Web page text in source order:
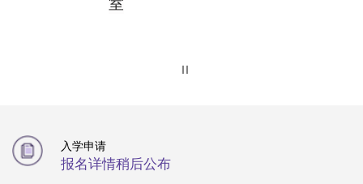
入学申请
报名详情稍后公布